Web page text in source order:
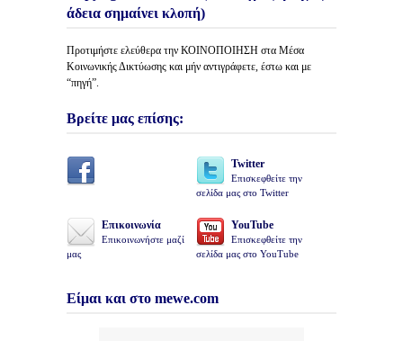
άδεια σημαίνει κλοπή)
Προτιμήστε ελεύθερα την ΚΟΙΝΟΠΟΙΗΣΗ στα Μέσα
Κοινωνικής Δικτύωσης και μήν αντιγράφετε, έστω και με
“πηγή”.
Βρείτε μας επίσης:
Twitter
Επισκεφθείτε την
σελίδα μας στο Twitter
Επικοινωνία
Επικοινωνήστε μαζί
μας
YouTube
Επισκεφθείτε την
σελίδα μας στο YouTube
Είμαι και στο mewe.com